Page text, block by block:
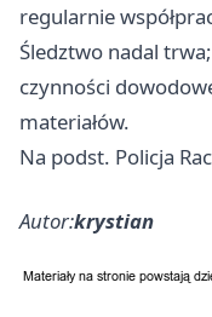
regularnie
Śledztwo nadal
czynności
materiałów.
Na podst. Policja
Autor:krystian